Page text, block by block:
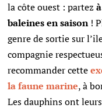
la côte ouest : partez
baleines en saison!
genre de sortie sur
compagnie
recommander cette
la faune marine, à
Les dauphins ont